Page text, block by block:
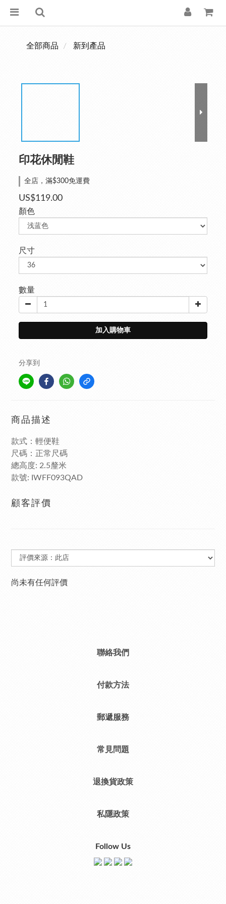
全部商品 新到產品
印花休閒鞋
全店，滿$300免運費
US$119.00
顏色
尺寸
數量
加入購物車
分享到
商品描述
款式：輕便鞋
尺碼：正常尺碼
總高度: 2.5釐米
款號: IWFF093QAD
顧客評價
尚未有任何評價
聯絡我們
付款方法
郵遞服務
常見問題
退換貨政策
私隱政策
Follow Us